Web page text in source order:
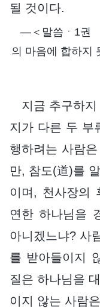
될 것이다.
―＜말씀ㆍ1권
의 마음에 합하지
지금 추구하
지가 다른 두 부
행하려는 사람
만, 참도(道)를
이며, 천사장의
연한 하나님을
아니겠느냐? 사
를 받아들이지
질은 하나님을
이지 않는 사람